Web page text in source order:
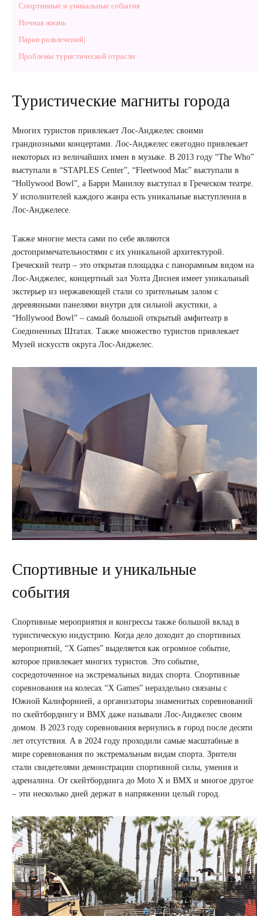
Спортивные и уникальные события
Ночная жизнь
Парки развлечений|
Проблемы туристической отрасли
Туристические магниты города
Многих туристов привлекает Лос-Анджелес своими
грандиозными концертами. Лос-Анджелес ежегодно привлекает
некоторых из величайших имен в музыке. В 2013 году “The Who”
выступали в “STAPLES Center”, “Fleetwood Mac” выступали в
“Hollywood Bowl”, а Барри Манилоу выступал в Греческом театре.
У исполнителей каждого жанра есть уникальные выступления в
Лос-Анджелесе.
Также многие места сами по себе являются
достопримечательностями с их уникальной архитектурой.
Греческий театр – это открытая площадка с панорамным видом на
Лос-Анджелес, концертный зал Уолта Диснея имеет уникальный
экстерьер из нержавеющей стали со зрительным залом с
деревянными панелями внутри для сильной акустики, а
“Hollywood Bowl” – самый большой открытый амфитеатр в
Соединенных Штатах. Также множество туристов привлекает
Музей искусств округа Лос-Анджелес.
Спортивные и уникальные
события
Спортивные мероприятия и конгрессы также большой вклад в
туристическую индустрию. Когда дело доходит до спортивных
мероприятий, “X Games” выделяется как огромное событие,
которое привлекает многих туристов. Это событие,
сосредоточенное на экстремальных видах спорта. Спортивные
соревнования на колесах “X Games” нераздельно связаны с
Южной Калифорнией, а организаторы знаменитых соревнований
по скейтбордингу и BMX даже называли Лос-Анджелес своим
домом. В 2023 году соревнования вернулись в город после десяти
лет отсутствия. А в 2024 году проходили самые масштабные в
мире соревнования по экстремальным видам спорта. Зрители
стали свидетелями демонстрации спортивной силы, умения и
адреналина. От скейтбординга до Moto X и BMX и многое другое
– эти несколько дней держат в напряжении целый город.